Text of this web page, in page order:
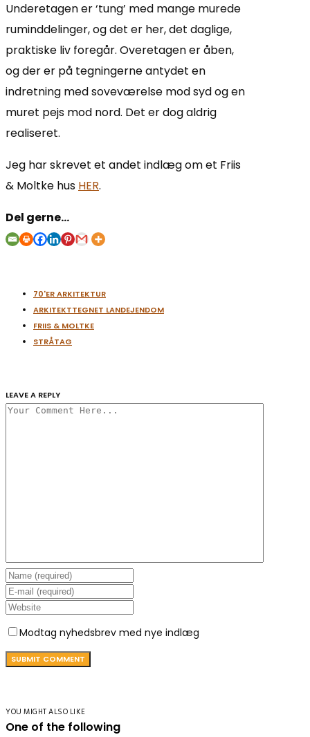
Underetagen er ‘tung’ med mange murede
ruminddelinger, og det er her, det daglige,
praktiske liv foregår. Overetagen er åben,
og der er på tegningerne antydet en
indretning med soveværelse mod syd og en
muret pejs mod nord. Det er dog aldrig
realiseret.
Jeg har skrevet et andet indlæg om et Friis
& Moltke hus HER.
Del gerne...
70'ER ARKITEKTUR
ARKITEKTTEGNET LANDEJENDOM
FRIIS & MOLTKE
STRÅTAG
LEAVE A REPLY
Modtag nyhedsbrev med nye indlæg
YOU MIGHT ALSO LIKE
One of the following